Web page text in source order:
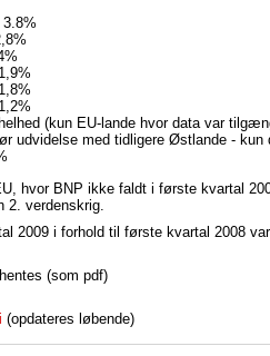
(kun EU-lande hvor data var
udvidelse med tidligere Østlande -
hvor BNP ikke faldt i første kvartal
2. verdenskrig.
2009 i forhold til første kvartal 2008
(som pdf)
(opdateres løbende)